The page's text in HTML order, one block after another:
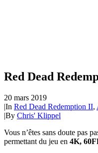
Red Dead
20 mars 2019
|In Red Dead Redemption II,
|By Chris' Klippel
Vous n’êtes sans doute pas
permettant du jeu en 4K,